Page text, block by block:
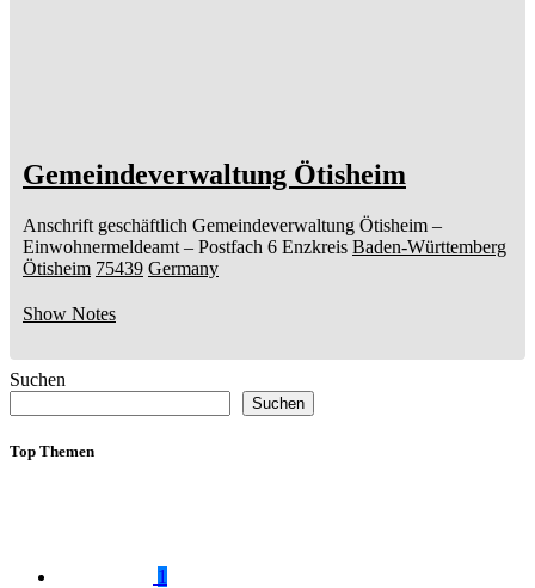
Gemeindeverwaltung Ötisheim
Anschrift geschäftlich Gemeindeverwaltung Ötisheim –
Einwohnermeldeamt – Postfach 6 Enzkreis Baden-Württemberg
Ötisheim 75439 Germany
Show Notes
Suchen
Suchen
Top Themen
1